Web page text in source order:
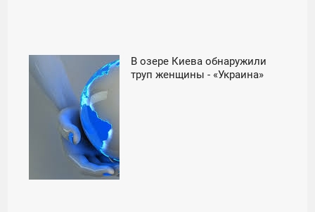
В озере Киева обнаружили
труп женщины - «Украина»